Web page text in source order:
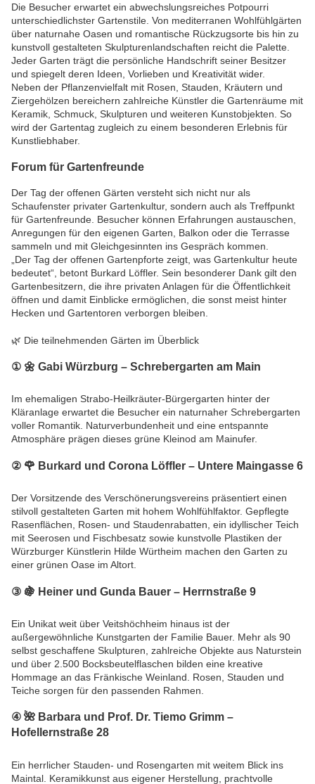
Die Besucher erwartet ein abwechslungsreiches Potpourri
unterschiedlichster Gartenstile. Von mediterranen Wohlfühlgärten
über naturnahe Oasen und romantische Rückzugsorte bis hin zu
kunstvoll gestalteten Skulpturenlandschaften reicht die Palette.
Jeder Garten trägt die persönliche Handschrift seiner Besitzer
und spiegelt deren Ideen, Vorlieben und Kreativität wider.
Neben der Pflanzenvielfalt mit Rosen, Stauden, Kräutern und
Ziergehölzen bereichern zahlreiche Künstler die Gartenräume mit
Keramik, Schmuck, Skulpturen und weiteren Kunstobjekten. So
wird der Gartentag zugleich zu einem besonderen Erlebnis für
Kunstliebhaber.
Forum für Gartenfreunde
Der Tag der offenen Gärten versteht sich nicht nur als
Schaufenster privater Gartenkultur, sondern auch als Treffpunkt
für Gartenfreunde. Besucher können Erfahrungen austauschen,
Anregungen für den eigenen Garten, Balkon oder die Terrasse
sammeln und mit Gleichgesinnten ins Gespräch kommen.
„Der Tag der offenen Gartenpforte zeigt, was Gartenkultur heute
bedeutet“, betont Burkard Löffler. Sein besonderer Dank gilt den
Gartenbesitzern, die ihre privaten Anlagen für die Öffentlichkeit
öffnen und damit Einblicke ermöglichen, die sonst meist hinter
Hecken und Gartentoren verborgen bleiben.
🌿 Die teilnehmenden Gärten im Überblick
① 🌼 Gabi Würzburg – Schrebergarten am Main
Im ehemaligen Strabo-Heilkräuter-Bürgergarten hinter der
Kläranlage erwartet die Besucher ein naturnaher Schrebergarten
voller Romantik. Naturverbundenheit und eine entspannte
Atmosphäre prägen dieses grüne Kleinod am Mainufer.
② 🌹 Burkard und Corona Löffler – Untere Maingasse 6
Der Vorsitzende des Verschönerungsvereins präsentiert einen
stilvoll gestalteten Garten mit hohem Wohlfühlfaktor. Gepflegte
Rasenflächen, Rosen- und Staudenrabatten, ein idyllischer Teich
mit Seerosen und Fischbesatz sowie kunstvolle Plastiken der
Würzburger Künstlerin Hilde Würtheim machen den Garten zu
einer grünen Oase im Altort.
③ 🍇 Heiner und Gunda Bauer – Herrnstraße 9
Ein Unikat weit über Veitshöchheim hinaus ist der
außergewöhnliche Kunstgarten der Familie Bauer. Mehr als 90
selbst geschaffene Skulpturen, zahlreiche Objekte aus Naturstein
und über 2.500 Bocksbeutelflaschen bilden eine kreative
Hommage an das Fränkische Weinland. Rosen, Stauden und
Teiche sorgen für den passenden Rahmen.
④ 🌺 Barbara und Prof. Dr. Tiemo Grimm –
Hofellernstraße 28
Ein herrlicher Stauden- und Rosengarten mit weitem Blick ins
Maintal. Keramikkunst aus eigener Herstellung, prachtvolle